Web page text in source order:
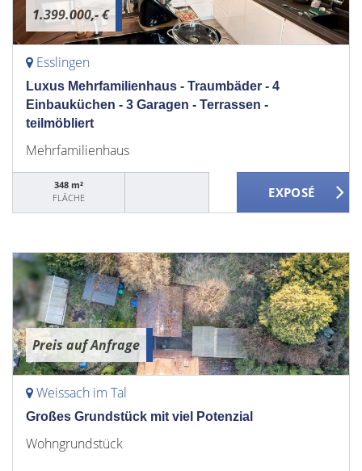
1.399.000,- €
Esslingen
Luxus Mehrfamilienhaus - Traumbäder - 4
Einbauküchen - 3 Garagen - Terrassen -
teilmöbliert
Mehrfamilienhaus
348 m²
FLÄCHE
Preis auf Anfrage
Weissach im Tal
Großes Grundstück mit viel Potenzial
Wohngrundstück